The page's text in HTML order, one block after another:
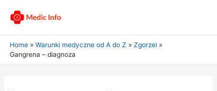
Home Warunki medyczne od A do Z
Zgorzel
Gangrena – diagnoza